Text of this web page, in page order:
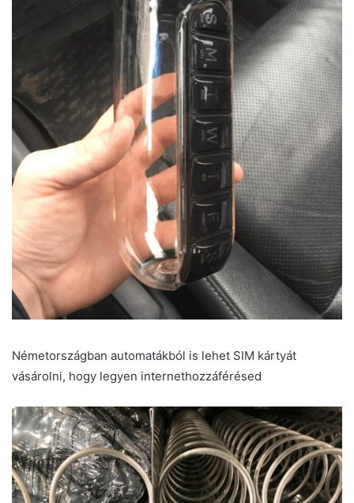
Németországban automatákból is lehet SIM kártyát
vásárolni, hogy legyen internethozzáférésed